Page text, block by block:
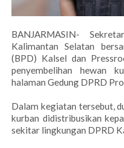
BANJARMASIN-
Kalimantan Selatan
(BPD) Kalsel dan
penyembelihan hewan
halaman Gedung DPRD
Dalam kegiatan tersebut,
kurban didistribusikan
sekitar lingkungan DPRD